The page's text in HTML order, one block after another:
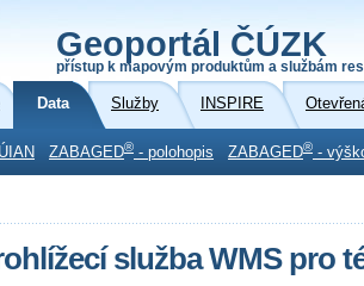
Geoportál ČÚZK
přístup k mapovým produktům a službám
Data Služby INSPIRE
ZABAGED® - polohopis ZABAGED® -
služba WMS pro